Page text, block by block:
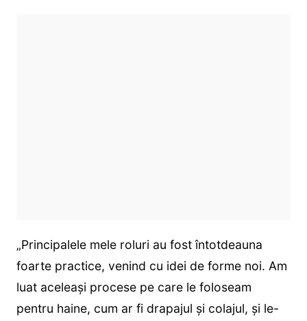
„Principalele mele roluri au fost întotdeauna
foarte practice, venind cu idei de forme noi. Am
luat aceleași procese pe care le foloseam
pentru haine, cum ar fi drapajul și colajul, și le-